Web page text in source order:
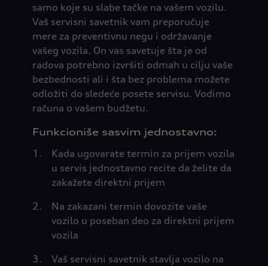
samo koje su slabe tačke na vašem vozilu.
Vaš servisni savetnik vam preporučuje
mere za preventivnu negu i održavanje
vašeg vozila. On vas savetuje šta je od
radova potrebno izvršiti odmah u cilju vaše
bezbednosti ali i šta bez problema možete
odložiti do sledeće posete servisu. Vodimo
računa o vašem budžetu.
Funkcioniše sasvim jednostavno:
Kada ugovarate termin za prijem vozila
u servis jednostavno recite da želite da
zakažete direktni prijem
Na zakazani termin dovozite vaše
vozilo u poseban deo za direktni prijem
vozila
Vaš servisni savetnik stavlja vozilo na